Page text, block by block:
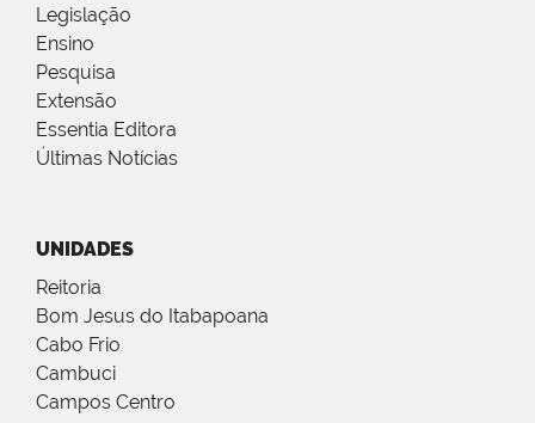
Legislação
Ensino
Pesquisa
Extensão
Essentia Editora
Últimas Notícias
UNIDADES
Reitoria
Bom Jesus do Itabapoana
Cabo Frio
Cambuci
Campos Centro